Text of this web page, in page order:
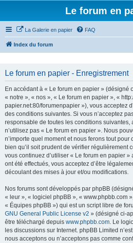
Le forum en
La Galerie en papier FAQ
Index du forum
Le forum en papier - Enregistrement
En accédant à « Le forum en papier » (désigné
« notre », « nos », « Le forum en papier », «
papier.net:80/forumenpapier »), vous acceptez
des conditions suivantes. Si vous n’acceptez
responsable de toutes les conditions suivantes,
n’utilisez pas « Le forum en papier ». Nous
n’importe quel moment et nous ferons tout pour
bien qu’il soit prudent de vérifier régulièrement
vous continuez d’utiliser « Le forum en papier
ont été effectués, vous acceptez d’être
découlant des mises à jour et/ou modifications.
Nos forums sont développés par phpBB
« leur », « logiciel phpBB », « www.phpbb.com
« Équipes phpBB ») qui est un script libre de
GNU General Public License v2 » (désigné ci-
être téléchargé depuis www.phpbb.com. Le
les discussions sur Internet. phpBB Limited
nous acceptons ou n’acceptons pas comme